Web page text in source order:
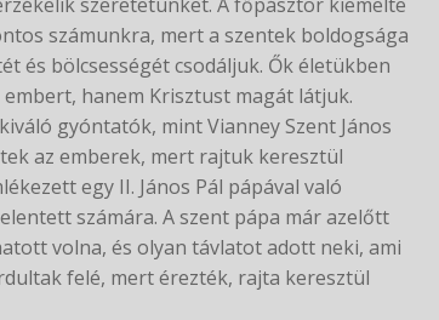
számunkra, mert a szentek boldogsága
és bölcsességét csodáljuk. Ők életükben
hanem Krisztust magát látjuk.
gyóntatók, mint Vianney Szent János
az emberek, mert rajtuk keresztül
egy II. János Pál pápával való
számára. A szent pápa már azelőtt
volna, és olyan távlatot adott neki, ami
felé, mert érezték, rajta keresztül